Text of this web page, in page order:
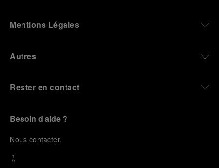
Mentions Légales
Autres
Rester en contact
Besoin d’aide ?
Nous contacter.